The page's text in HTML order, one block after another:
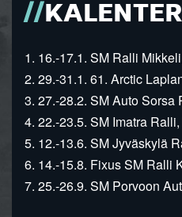
1. 16.-17.1. SM Ralli
2. 29.-31.1. 61. Arctic
3. 27.-28.2. SM Auto Sorsa
4. 22.-23.5. SM Imatra
5. 12.-13.6. SM Jyväskylä
6. 14.-15.8. Fixus SM Ralli
7. 25.-26.9. SM Porvoon